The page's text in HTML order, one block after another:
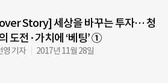
Story] 세상을 바꾸는 투자… 청
도전·가치에 ‘베팅’ ①
영 기자 2017년 11월 28일